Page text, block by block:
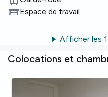
Espace de travail
Afficher les
Colocations et